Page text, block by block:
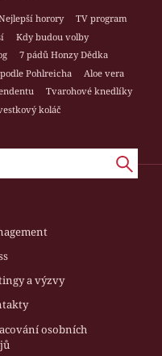
horory
TV program
Kdy budou volby
7 pádů Honzy Dědka
Pohlreicha
Aloe vera
Tvarohové knedlíky
koláč
a výzvy
osobních